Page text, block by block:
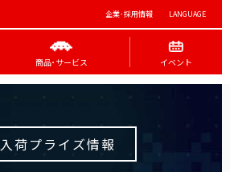
企業･採用情報 LANGUAGE
商品･サービス イベント
入荷プライズ情報